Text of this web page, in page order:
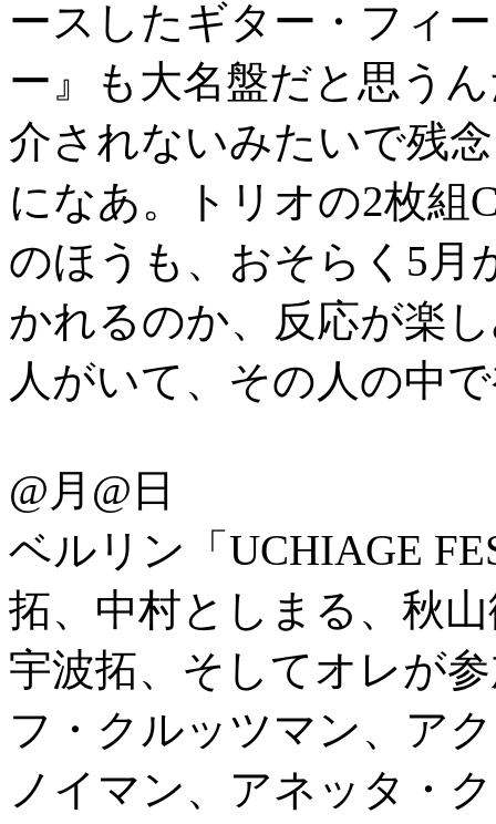
ースしたギター・フィ
ー』も大名盤だと思う
介されないみたいで残
になあ。トリオの2枚組
のほうも、おそらく5月
かれるのか、反応が楽
人がいて、その人の中
@月@日
ベルリン「UCHIAGE
拓、中村としまる、秋
宇波拓、そしてオレが
フ・クルッツマン、ア
ノイマン、アネッタ・